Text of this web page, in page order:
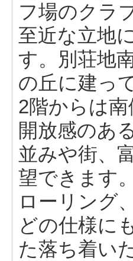
フ場のクラ
至近な立地
す。別荘地
の丘に建っ
2階からは
開放感のあ
並みや街、
望できます
ローリング
どの仕様に
た落ち着い